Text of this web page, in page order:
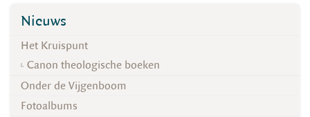
Nieuws
Het Kruispunt
Canon theologische boeken
Onder de Vijgenboom
Fotoalbums